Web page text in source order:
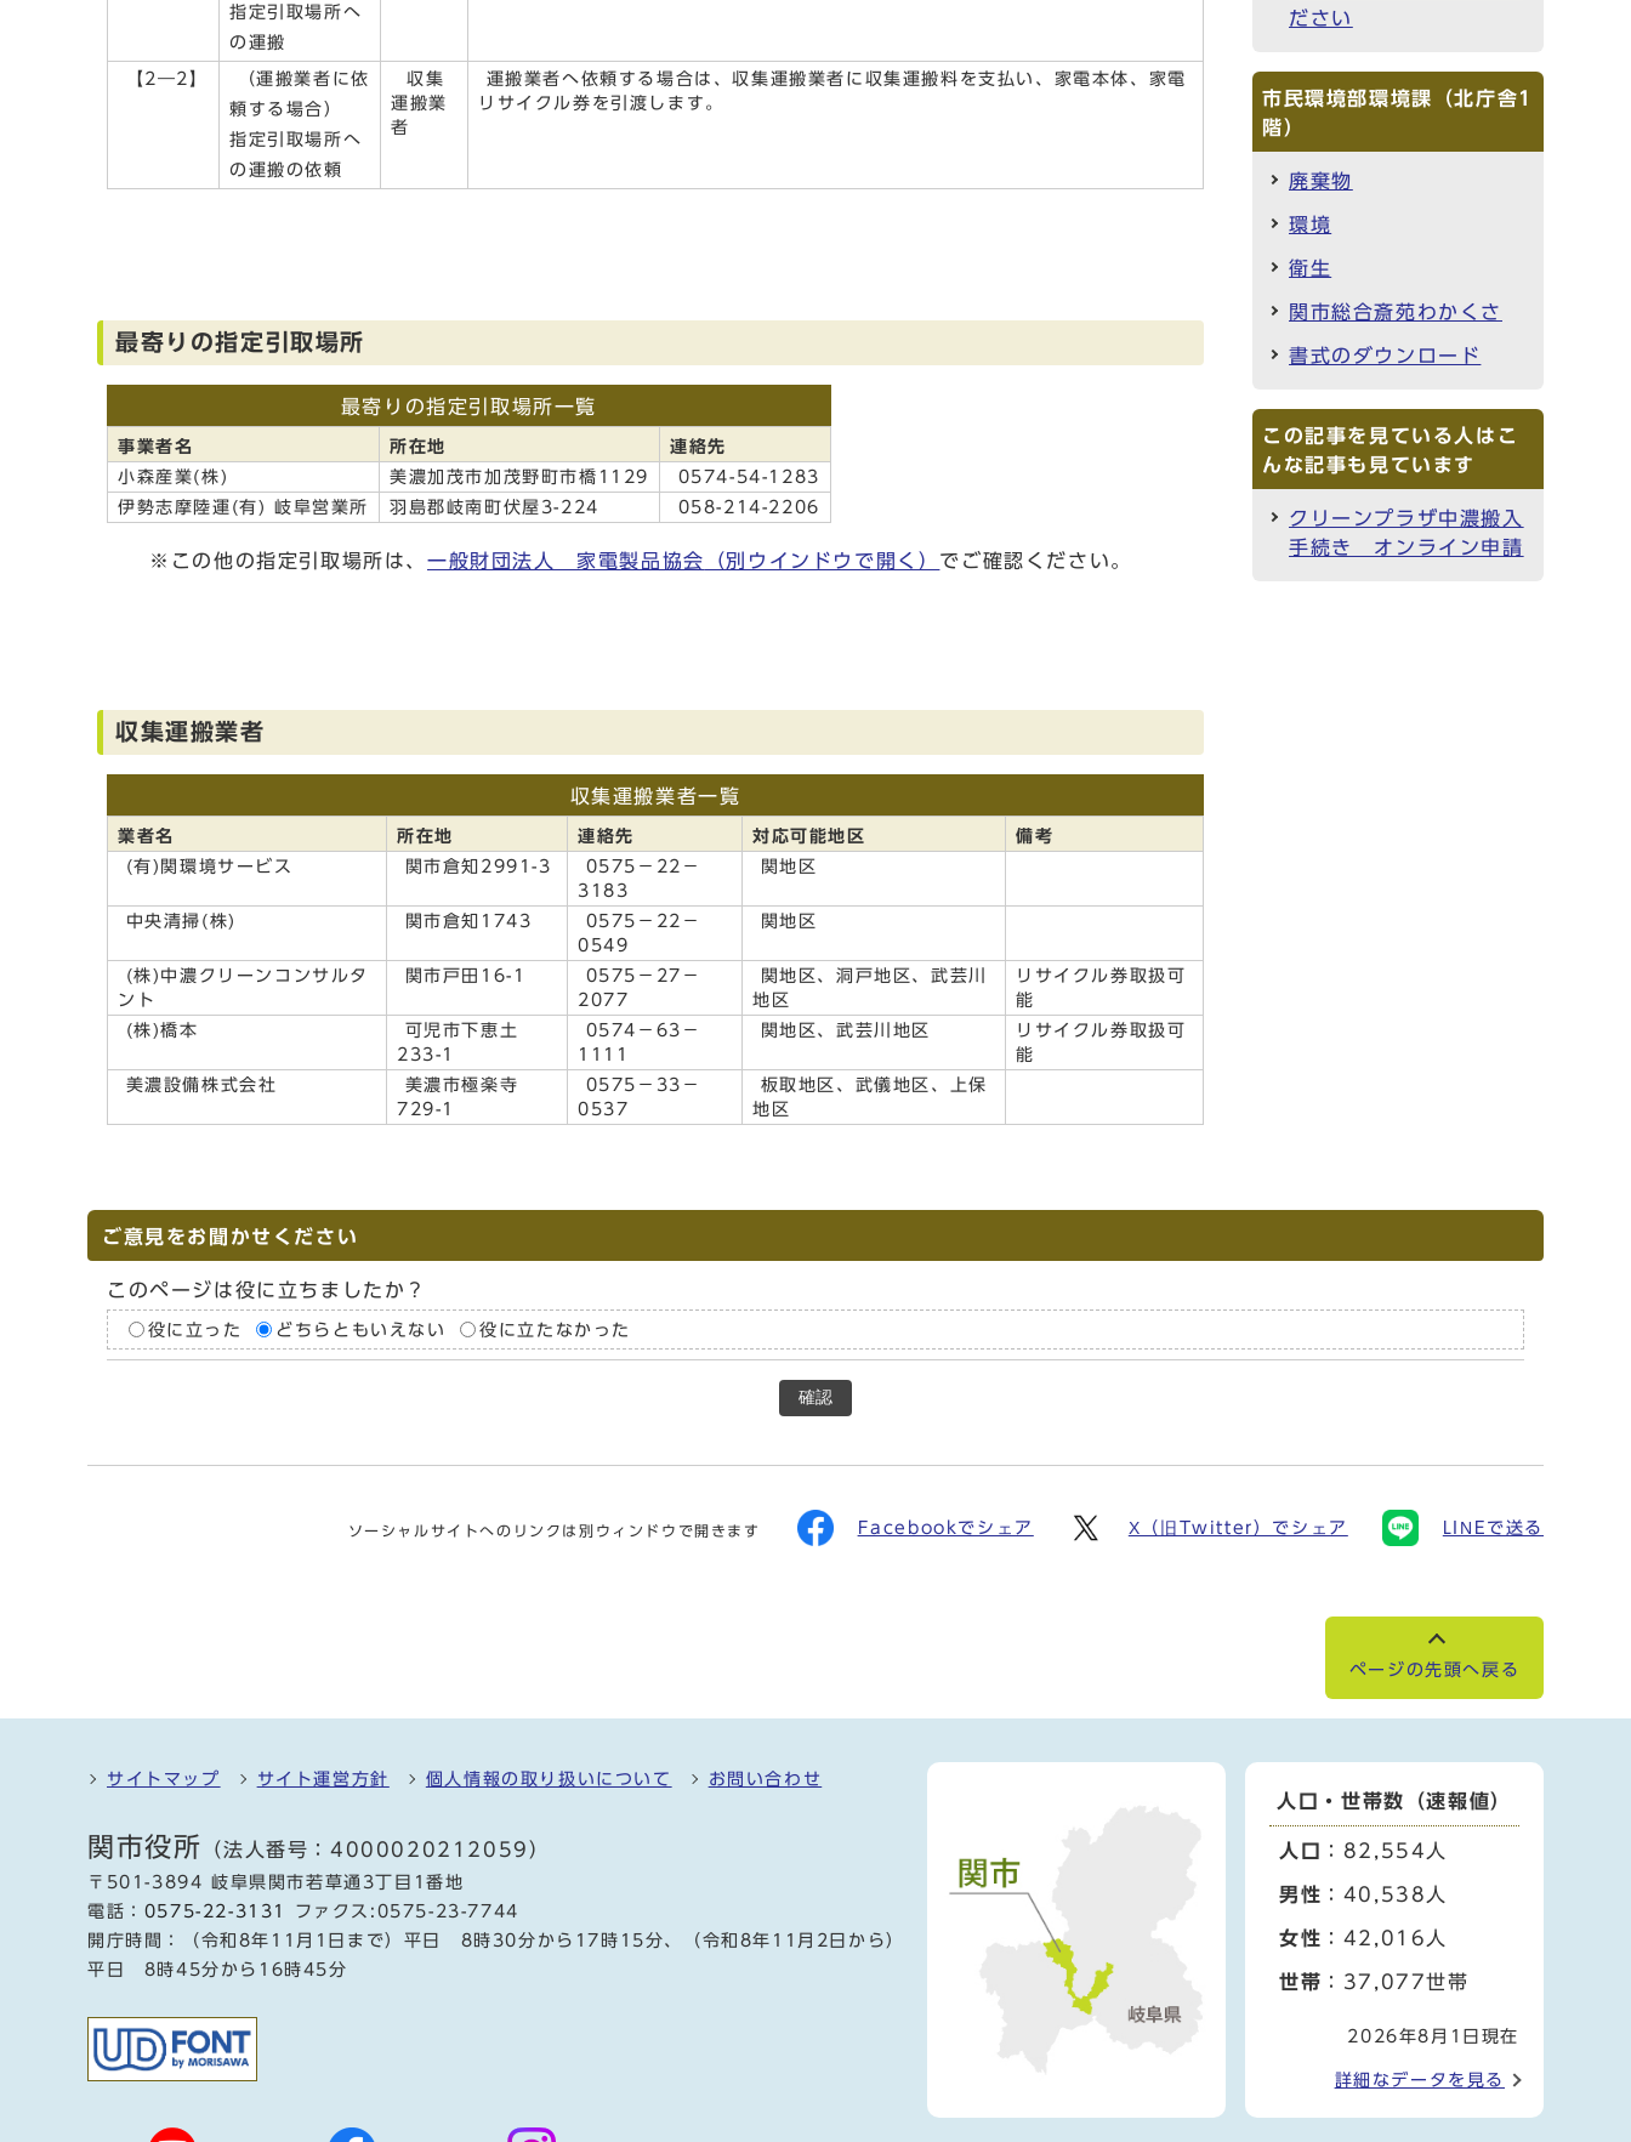
指定引取場所へ
の運搬
【2―2】
（運搬業者に依
頼する場合）
指定引取場所へ
の運搬の依頼
収集
運搬業
者
運搬業者へ依頼する場合は、収集運搬業者に収集運搬料を支払い、家電本体、家電
リサイクル券を引渡します。
最寄りの指定引取場所
最寄りの指定引取場所一覧
事業者名 所在地
連絡先
小森産業(株)
美濃加茂市加茂野町市橋1129
0574-54-1283
伊勢志摩陸運(有) 岐阜営業所
羽島郡岐南町伏屋3-224 058-214-2206
※この他の指定引取場所は、 一般財団法人 家電製品協会 （別ウインドウで開く） でご確認ください。
収集運搬業者
収集運搬業者一覧
業者名 所在地 連絡先 対応可能地区
備考
(有)関環境サービス
関市倉知2991-3
0575－22－
3183
関地区
中央清掃(株) 関市倉知1743
0575－22－
0549
関地区
(株)中濃クリーンコンサルタ
ント
関市戸田16-1
0575－27－
2077
関地区、洞戸地区、武芸川
地区
リサイクル券取扱可
能
(株)橋本
可児市下恵土
233-1
0574－63－
1111
関地区、武芸川地区
リサイクル券取扱可
能
美濃設備株式会社
美濃市極楽寺
729-1
0575－33－
0537
板取地区、武儀地区、上保
地区
ださい
市民環境部環境課（北庁舎1
階）
廃棄物
環境
衛生
関市総合斎苑わかくさ
書式のダウンロード
この記事を見ている人はこ
んな記事も見ています
クリーンプラザ中濃搬入
手続き オンライン申請
ご意見をお聞かせください
このページは役に立ちましたか？
役に立った どちらともいえない 役に立たなかった
確認
ソーシャルサイトへのリンクは別ウィンドウで開きます Facebookでシェア X（旧Twitter）でシェア LINEで送る
ページの先頭へ戻る
サイトマップ サイト運営方針 個人情報の取り扱いについて お問い合わせ
関市役所 （法人番号：4000020212059）
〒501-3894 岐阜県関市若草通3丁目1番地
電話： 0575-22-3131
ファクス:0575-23-7744
開庁時間：（令和8年11月1日まで）平日 8時30分から17時15分、（令和8年11月2日から）
平日 8時45分から16時45分
人口・世帯数（速報値）
人口 ：82,554人
男性 ：40,538人
女性 ：42,016人
世帯 ：37,077世帯
2026年8月1日現在
詳細なデータを見る